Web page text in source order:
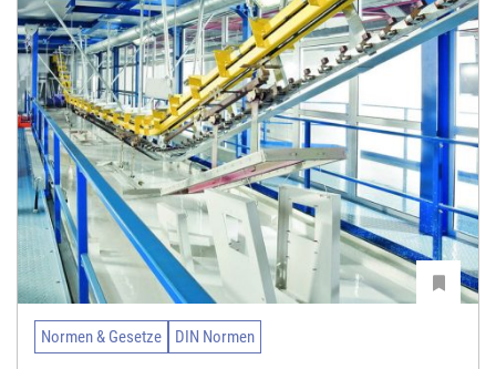
Normen & Gesetze DIN Normen